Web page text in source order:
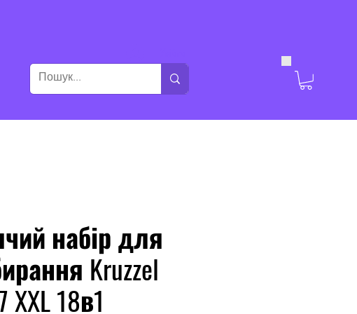
набір для
Kruzzel
XXL 18в1